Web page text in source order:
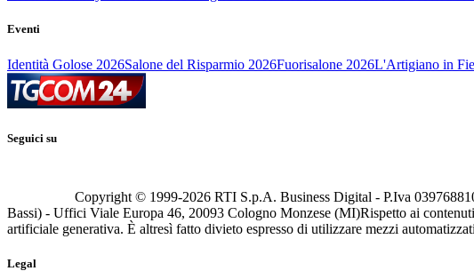
Eventi
Identità Golose 2026Salone del Risparmio 2026Fuorisalone 2026L'Artigiano in
Seguici su
Copyright © 1999-2026 RTI S.p.A. Business Digital - P.Iva
Bassi) - Uffici Viale Europa 46, 20093 Cologno Monzese (MI)Rispetto ai
artificiale generativa. È altresì fatto divieto espresso di utilizzare mezzi
Legal